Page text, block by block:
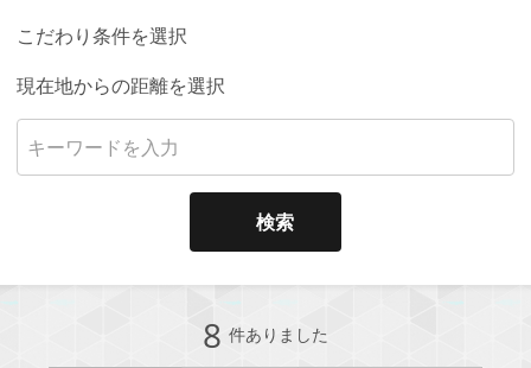
こだわり条件を選択
現在地からの距離を選択
検索
8 件ありました